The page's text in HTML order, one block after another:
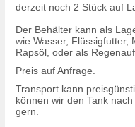
derzeit noch 2 Stück auf
Der Behälter kann als
wie Wasser, Flüssigfutter,
Rapsöl, oder als
Preis auf Anfrage.
Transport kann
können wir den Tank
gern.